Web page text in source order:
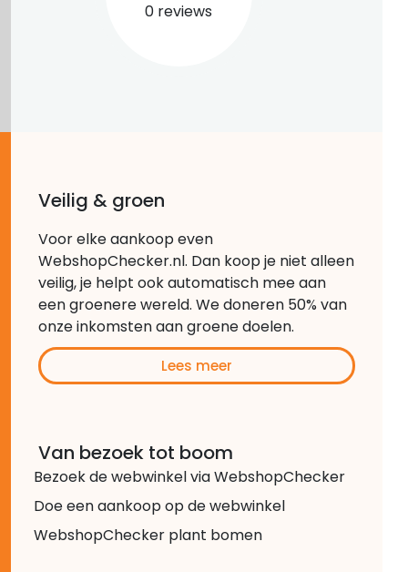
0 reviews
Veilig & groen
Voor elke aankoop even
WebshopChecker.nl. Dan koop je niet alleen
veilig, je helpt ook automatisch mee aan
een groenere wereld. We doneren 50% van
onze inkomsten aan groene doelen.
Lees meer
Van bezoek tot boom
Bezoek de webwinkel via WebshopChecker
Doe een aankoop op de webwinkel
WebshopChecker plant bomen